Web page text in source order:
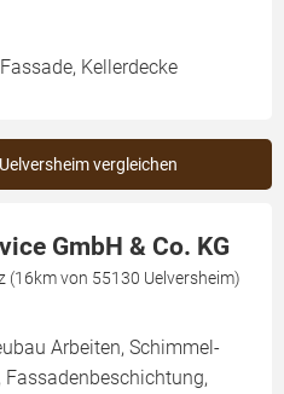
Kellerdecke
vergleichen
GmbH & Co. KG
(16km von 55130 Uelversheim)
Arbeiten, Schimmel-